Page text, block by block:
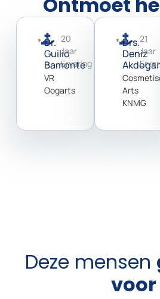
Dr.
Guilio
Bamonte
VR
Oogarts
20
Jaar
Ervaring
Drs.
Deniz
Arts
KNMG
21
Jaar
Deze mensen
voor